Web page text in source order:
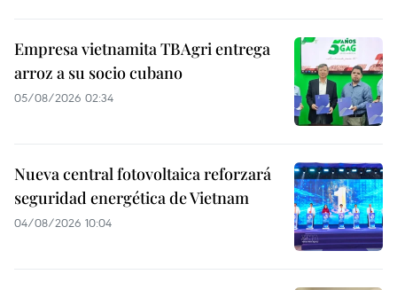
Empresa vietnamita TBAgri entrega
arroz a su socio cubano
05/08/2026 02:34
Nueva central fotovoltaica reforzará
seguridad energética de Vietnam
04/08/2026 10:04